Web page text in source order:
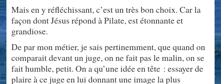
Mais en y réfléchissant, c’est un très bon choix. Car la
façon dont Jésus répond à Pilate, est étonnante et
grandiose.
De par mon métier, je sais pertinemment, que quand on
comparait devant un juge, on ne fait pas le malin, on se
fait humble, petit. On a qu’une idée en tête : essayer de
plaire à ce juge en lui donnant une image la plus